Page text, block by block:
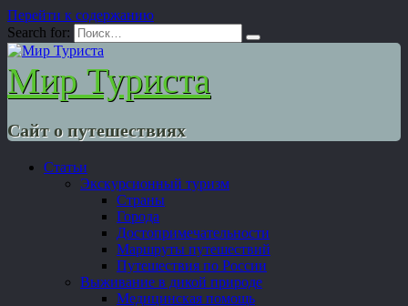
Перейти к содержанию
Search for:
Мир Туриста
Сайт о путешествиях
Статьи
Экскурсионный туризм
Страны
Города
Достопримечательности
Маршруты путешествий
Путешествия по России
Выживание в дикой природе
Медицинская помощь